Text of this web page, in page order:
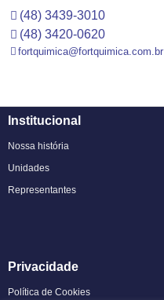
(48) 3439-3010
(48) 3420-0620
fortquimica@fortquimica.com.br
Institucional
Nossa história
Unidades
Representantes
Privacidade
Política de Cookies